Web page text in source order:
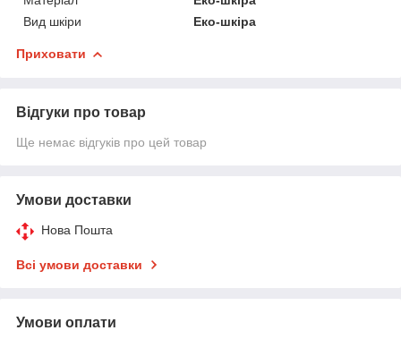
Вид шкіри
Еко-шкіра
Приховати
Відгуки про товар
Ще немає відгуків про цей товар
Умови доставки
Нова Пошта
Всі умови доставки
Умови оплати